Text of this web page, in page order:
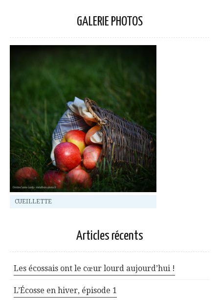
GALERIE PHOTOS
CUEILLETTE
Articles récents
Les écossais ont le cœur lourd aujourd’hui !
L’Écosse en hiver, épisode 1